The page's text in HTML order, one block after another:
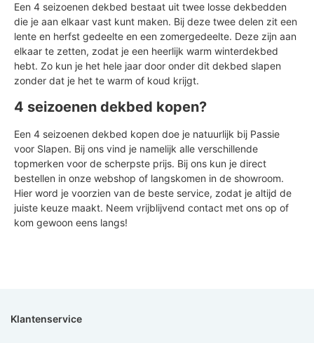
Een 4 seizoenen dekbed bestaat uit twee losse dekbedden
die je aan elkaar vast kunt maken. Bij deze twee delen zit een
lente en herfst gedeelte en een zomergedeelte. Deze zijn aan
elkaar te zetten, zodat je een heerlijk warm winterdekbed
hebt. Zo kun je het hele jaar door onder dit dekbed slapen
zonder dat je het te warm of koud krijgt.
4 seizoenen dekbed kopen?
Een 4 seizoenen dekbed kopen doe je natuurlijk bij Passie
voor Slapen. Bij ons vind je namelijk alle verschillende
topmerken voor de scherpste prijs. Bij ons kun je direct
bestellen in onze webshop of langskomen in de showroom.
Hier word je voorzien van de beste service, zodat je altijd de
juiste keuze maakt. Neem vrijblijvend contact met ons op of
kom gewoon eens langs!
Klantenservice